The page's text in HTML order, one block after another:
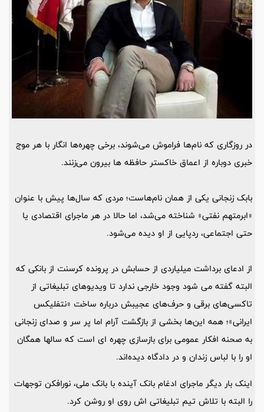
در روزگاری که نام‌ها فراموش می‌شوند، برخی چهره‌ها انگار با هر موج
خبری دوباره از اعماق خاکستر حافظه ها بیرون می‌زنند.
بابک زنجانی یکی از همان نام‌هاست؛ مردی که سال‌ها پیش با عنوان
«ابرمتهم نفتی» شناخته می‌شد، اما حالا در هر ماجرای اقتصادی یا
حتی اجتماعی، ردپایی از او دیده می‌شود.
از ادعای برداشت میلیاردی‌ از حسابش در پرونده کرسنت از بانکی که
البته گفته می شود وجود خارجی ندارد تا ویدیوهای تبلیغاتی از
تاکسی‌های برقی و حرف‌های عجیبش درباره ساخت «نتفلیکس
ایرانی»؛ همه این‌ها بخشی از بازگشت آرام اما پر سر و صدای زنجانی
به صحنه افکار عمومی برای بازسازی چهره ای است که سالها همگان
او را با لباس زندان و در دادگاه دیده‌اند.
اینک بار دیگر ماجرای ادغام بانک آینده با بانک ملی، نورافکن توجهات
را البته با تلاش تیم تبلیغاتی اش روی او روشن کرد.